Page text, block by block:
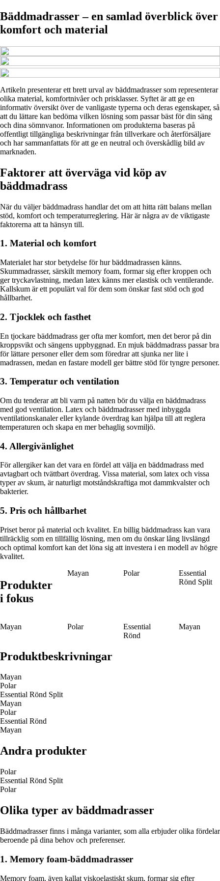
Bäddmadrasser – en samlad överblick över
komfort och material
Artikeln presenterar ett brett urval av bäddmadrasser som representerar
olika material, komfortnivåer och prisklasser. Syftet är att ge en
informativ översikt över de vanligaste typerna och deras egenskaper, så
att du lättare kan bedöma vilken lösning som passar bäst för din säng
och dina sömnvanor. Informationen om produkterna baseras på
offentligt tillgängliga beskrivningar från tillverkare och återförsäljare
och har sammanfattats för att ge en neutral och överskådlig bild av
marknaden.
Faktorer att överväga vid köp av
bäddmadrass
När du väljer bäddmadrass handlar det om att hitta rätt balans mellan
stöd, komfort och temperaturreglering. Här är några av de viktigaste
faktorerna att ta hänsyn till.
1. Material och komfort
Materialet har stor betydelse för hur bäddmadrassen känns.
Skummadrasser, särskilt memory foam, formar sig efter kroppen och
ger tryckavlastning, medan latex känns mer elastisk och ventilerande.
Kallskum är ett populärt val för dem som önskar fast stöd och god
hållbarhet.
2. Tjocklek och fasthet
En tjockare bäddmadrass ger ofta mer komfort, men det beror på din
kroppsvikt och sängens uppbyggnad. En mjuk bäddmadrass passar bra
för lättare personer eller dem som föredrar att sjunka ner lite i
madrassen, medan en fastare modell ger bättre stöd för tyngre personer.
3. Temperatur och ventilation
Om du tenderar att bli varm på natten bör du välja en bäddmadrass
med god ventilation. Latex och bäddmadrasser med inbyggda
ventilationskanaler eller kylande överdrag kan hjälpa till att reglera
temperaturen och skapa en mer behaglig sovmiljö.
4. Allergivänlighet
För allergiker kan det vara en fördel att välja en bäddmadrass med
avtagbart och tvättbart överdrag. Vissa material, som latex och vissa
typer av skum, är naturligt motståndskraftiga mot dammkvalster och
bakterier.
5. Pris och hållbarhet
Priset beror på material och kvalitet. En billig bäddmadrass kan vara
tillräcklig som en tillfällig lösning, men om du önskar lång livslängd
och optimal komfort kan det löna sig att investera i en modell av högre
kvalitet.
Produkter
i fokus
Mayan Polar
Essential
Rönd Split
Mayan Polar
Essential
Rönd
Mayan
Produktbeskrivningar
Mayan
Polar
Essential Rönd Split
Mayan
Polar
Essential Rönd
Mayan
Andra produkter
Polar
Essential Rönd Split
Polar
Olika typer av bäddmadrasser
Bäddmadrasser finns i många varianter, som alla erbjuder olika fördelar
beroende på dina behov och preferenser.
1. Memory foam-bäddmadrasser
Memory foam, även kallat viskoelastiskt skum, formar sig efter